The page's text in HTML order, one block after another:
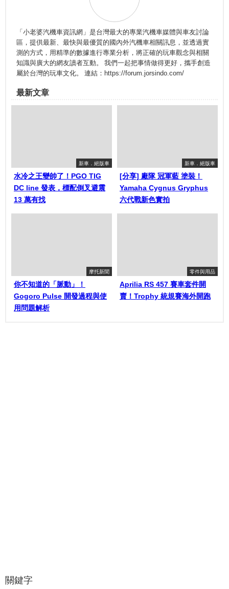
「小老婆汽機車資訊網」是台灣最大的專業汽機車媒體與車友討論
區，提供最新、最快與最優質的國內外汽機車相關訊息，並透過實
測的方式，用精準的數據進行專業分析，將正確的玩車觀念與相關
知識與廣大的網友讀者互動。 我們一起把事情做得更好，攜手創造
屬於台灣的玩車文化。 連結：https://forum.jorsindo.com/
最新文章
新車．絕版車
水冷之王變帥了！PGO TIG
DC line 發表，標配倒叉避震
13 萬有找
新車．絕版車
[分享] 廠隊 冠軍藍 塗裝！
Yamaha Cygnus Gryphus
六代戰新色實拍
摩托新聞
你不知道的「脈動」！
Gogoro Pulse 開發過程與使
用問題解析
零件與用品
Aprilia RS 457 賽車套件開
賣！Trophy 統規賽海外開跑
關鍵字